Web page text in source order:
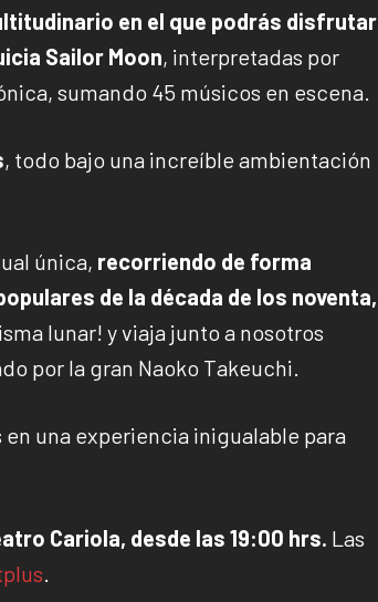
en el que podrás disfrutar
Sailor Moon, interpretadas por
sumando 45 músicos en escena.
, todo bajo una increíble ambientación
única, recorriendo de forma
de la década de los noventa,
lunar! y viaja junto a nosotros
por la gran Naoko Takeuchi.
en una experiencia inigualable para
Cariola, desde las 19:00 hrs. Las
.